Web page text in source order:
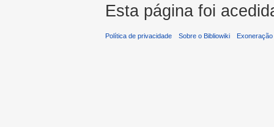
Esta página foi
Política de privacidade Sobre o Bibliowiki